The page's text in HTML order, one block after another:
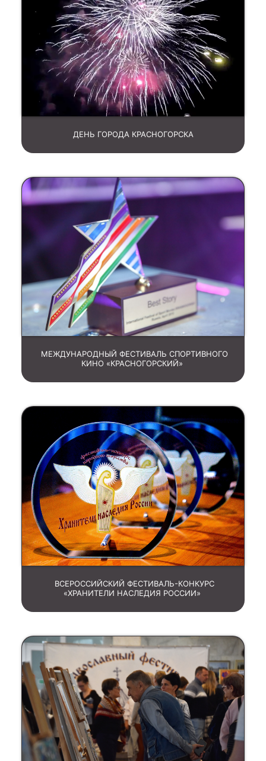
ДЕНЬ ГОРОДА КРАСНОГОРСКА
МЕЖДУНАРОДНЫЙ ФЕСТИВАЛЬ СПОРТИВНОГО
КИНО «КРАСНОГОРСКИЙ»
ВСЕРОССИЙСКИЙ ФЕСТИВАЛЬ-КОНКУРС
«ХРАНИТЕЛИ НАСЛЕДИЯ РОССИИ»